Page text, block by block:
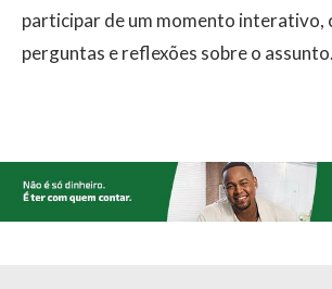
participar de um momento interativo,
perguntas e reflexões sobre o assunto.